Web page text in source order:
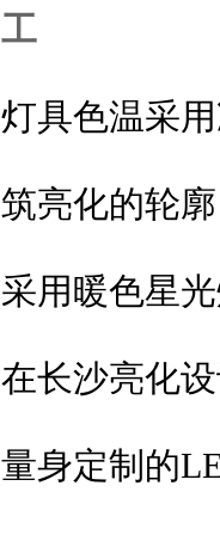
工
灯具色温采
筑亮化的轮
采用暖色星
在长沙亮化
量身定制的